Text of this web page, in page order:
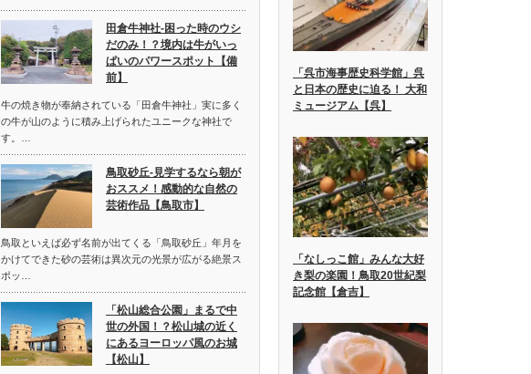
田倉牛神社-困った時のウシ
だのみ！？境内は牛がいっ
ぱいのパワースポット【備
前】
牛の焼き物が奉納されている「田倉牛神社」実に多く
の牛が山のように積み上げられたユニークな神社で
す。…
鳥取砂丘-見学するなら朝が
おススメ！感動的な自然の
芸術作品【鳥取市】
鳥取といえば必ず名前が出てくる「鳥取砂丘」年月を
かけてできた砂の芸術は異次元の光景が広がる絶景ス
ポッ…
「松山総合公園」まるで中
世の外国！？松山城の近く
にあるヨーロッパ風のお城
【松山】
「呉市海事歴史科学館」呉
と日本の歴史に迫る！ 大和
ミュージアム【呉】
「なしっこ館」みんな大好
き梨の楽園！鳥取20世紀梨
記念館【倉吉】